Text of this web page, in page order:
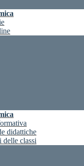
didattiche
delle classi